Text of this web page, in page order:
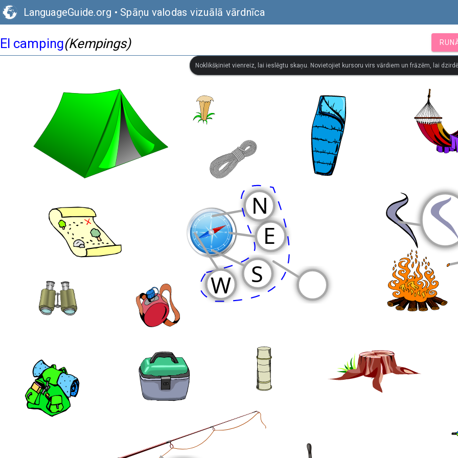
LanguageGuide.org • Spāņu valodas vizuālā vārdnīca
El camping(Kempings)
Noklikšķiniet vienreiz, lai ieslēgtu skaņu. Novietojiet kursoru virs vārdiem un frāzēm, lai